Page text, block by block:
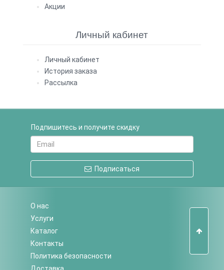
Акции
Личный кабинет
Личный кабинет
История заказа
Рассылка
Подпишитесь и получите скидку
Подписаться
О нас
Услуги
Каталог
Контакты
Политика безопасности
Доставка